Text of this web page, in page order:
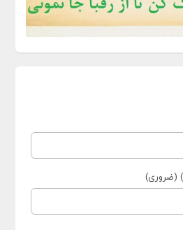
(ضروری)